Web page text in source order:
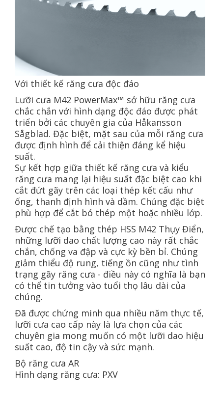
Với thiết kế răng cưa độc đáo
Lưỡi cưa M42 PowerMax™ sở hữu răng cưa
chắc chắn với hình dạng độc đáo được phát
triển bởi các chuyên gia của Håkansson
Sågblad. Đặc biệt, mặt sau của mỗi răng cưa
được định hình để cải thiện đáng kể hiệu
suất.
Sự kết hợp giữa thiết kế răng cưa và kiểu
răng cưa mang lại hiệu suất đặc biệt cao khi
cắt đứt gãy trên các loại thép kết cấu như
ống, thanh định hình và dầm. Chúng đặc biệt
phù hợp để cắt bó thép một hoặc nhiều lớp.
Được chế tạo bằng thép HSS M42 Thụy Điển,
những lưỡi dao chất lượng cao này rất chắc
chắn, chống va đập và cực kỳ bền bỉ. Chúng
giảm thiểu độ rung, tiếng ồn cũng như tình
trạng gãy răng cưa - điều này có nghĩa là bạn
có thể tin tưởng vào tuổi thọ lâu dài của
chúng.
Đã được chứng minh qua nhiều năm thực tế,
lưỡi cưa cao cấp này là lựa chọn của các
chuyên gia mong muốn có một lưỡi dao hiệu
suất cao, độ tin cậy và sức mạnh.
Bộ răng cưa AR
Hình dạng răng cưa: PXV